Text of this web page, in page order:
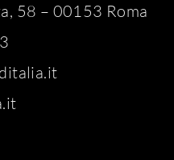
58 – 00153 Roma